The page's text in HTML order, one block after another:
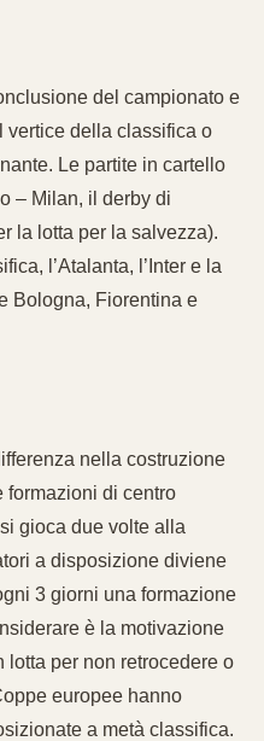
del campionato e
vertice della classifica o
Le partite in cartello
– Milan, il derby di
la lotta per la salvezza).
l’Atalanta, l’Inter e la
Bologna, Fiorentina e
nella costruzione
formazioni di centro
gioca due volte alla
a disposizione diviene
3 giorni una formazione
è la motivazione
per non retrocedere o
europee hanno
a metà classifica.